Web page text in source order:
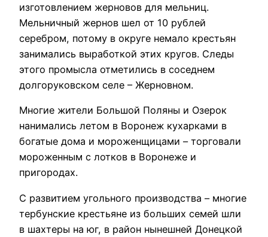
изготовлением жерновов для мельниц.
Мельничный жернов шел от 10 рублей
серебром, потому в округе немало крестьян
занимались выработкой этих кругов. Следы
этого промысла отметились в соседнем
долгоруковском селе – Жерновном.
Многие жители Большой Поляны и Озерок
нанимались летом в Воронеж кухарками в
богатые дома и мороженщицами – торговали
мороженным с лотков в Воронеже и
пригородах.
С развитием угольного производства – многие
тербунские крестьяне из больших семей шли
в шахтеры на юг, в район нынешней Донецкой